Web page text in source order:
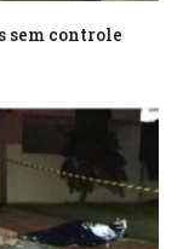
sem controle